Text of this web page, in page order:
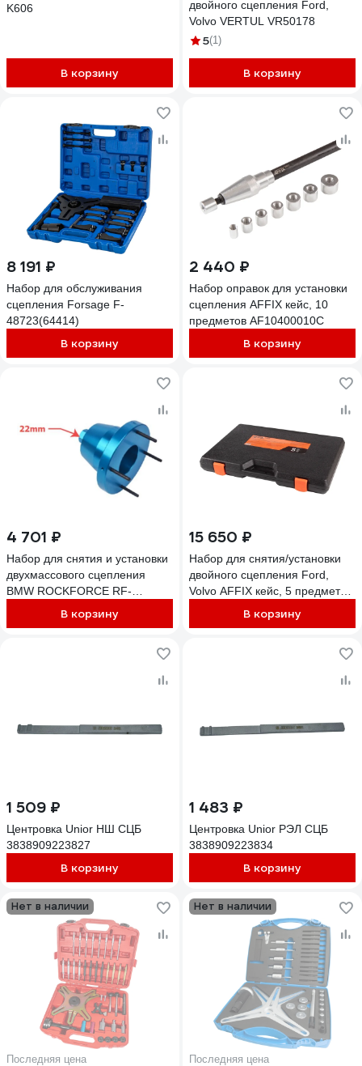
K606
В корзину
двойного сцепления Ford,
Volvo VERTUL VR50178
5(1)
В корзину
8 191 ₽
Набор для обслуживания
сцепления Forsage F-
48723(64414)
В корзину
2 440 ₽
Набор оправок для установки
сцепления AFFIX кейс, 10
предметов AF10400010C
В корзину
4 701 ₽
Набор для снятия и установки
двухмассового сцепления
BMW ROCKFORCE RF-
В корзину
15 650 ₽
Набор для снятия/установки
двойного сцепления Ford,
Volvo AFFIX кейс, 5 предметов
В корзину
1 509 ₽
Центровка Unior НШ СЦБ
3838909223827
В корзину
1 483 ₽
Центровка Unior РЭЛ СЦБ
3838909223834
В корзину
Нет в наличии
Последняя цена
Нет в наличии
Последняя цена